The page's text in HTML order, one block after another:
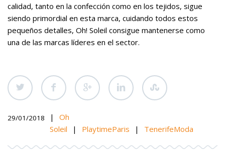
calidad, tanto en la confección como en los tejidos, sigue
siendo primordial en esta marca, cuidando todos estos
pequeños detalles, Oh! Soleil consigue mantenerse como
una de las marcas líderes en el sector.
29/01/2018 |
Oh
Soleil
| PlaytimeParis | TenerifeModa